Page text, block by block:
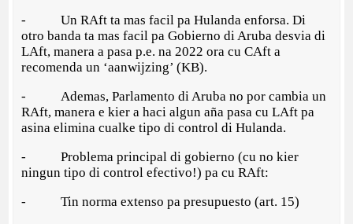
- Un RAft ta mas facil pa Hulanda enforsa. Di
otro banda ta mas facil pa Gobierno di Aruba desvia di
LAft, manera a pasa p.e. na 2022 ora cu CAft a
recomenda un ‘aanwijzing’ (KB).
- Ademas, Parlamento di Aruba no por cambia un
RAft, manera e kier a haci algun aña pasa cu LAft pa
asina elimina cualke tipo di control di Hulanda.
- Problema principal di gobierno (cu no kier
ningun tipo di control efectivo!) pa cu RAft:
- Tin norma extenso pa presupuesto (art. 15)